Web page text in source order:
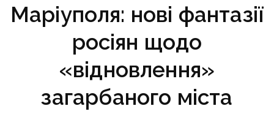
Маріуполя: нові фантазії
росіян щодо
«відновлення»
загарбаного міста